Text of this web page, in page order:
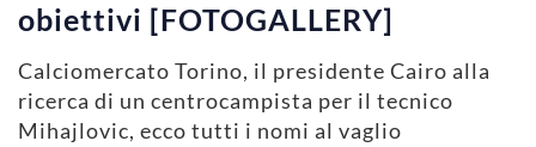
obiettivi [FOTOGALLERY]
Calciomercato Torino, il presidente Cairo alla
ricerca di un centrocampista per il tecnico
Mihajlovic, ecco tutti i nomi al vaglio